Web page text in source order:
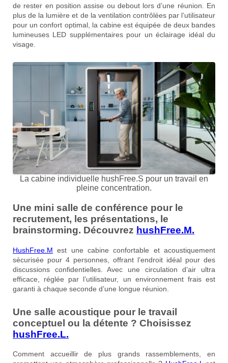
de rester en position assise ou debout lors d’une réunion. En
plus de la lumière et de la ventilation contrôlées par l’utilisateur
pour un confort optimal, la cabine est équipée de deux bandes
lumineuses LED supplémentaires pour un éclairage idéal du
visage.
La cabine individuelle hushFree.S pour un travail en
pleine concentration.
Une mini salle de conférence pour le
recrutement, les présentations, le
brainstorming. Découvrez hushFree.M.
HushFree.M est une cabine confortable et acoustiquement
sécurisée pour 4 personnes, offrant l’endroit idéal pour des
discussions confidentielles. Avec une circulation d’air ultra
efficace, réglée par l’utilisateur, un environnement frais est
garanti à chaque seconde d’une longue réunion.
Une salle acoustique pour le travail
conceptuel ou la détente ? Choisissez
hushFree.L.
Comment accueillir de plus grands rassemblements, en